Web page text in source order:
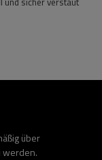
über
werden.